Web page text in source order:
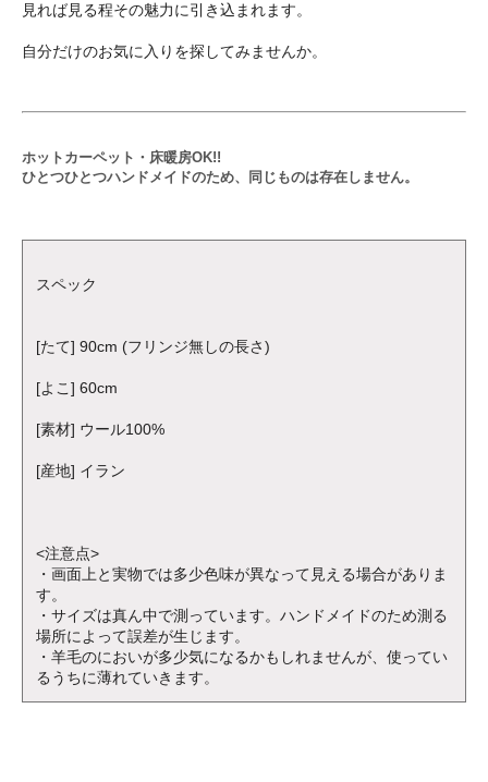
見れば見る程その魅力に引き込まれます。
自分だけのお気に入りを探してみませんか。
ホットカーペット・床暖房OK!!
ひとつひとつハンドメイドのため、同じものは存在しません。
スペック
[たて] 90cm (フリンジ無しの長さ)
[よこ] 60cm
[素材] ウール100%
[産地] イラン
<注意点>
・画面上と実物では多少色味が異なって見える場合がありま
す。
・サイズは真ん中で測っています。ハンドメイドのため測る
場所によって誤差が生じます。
・羊毛のにおいが多少気になるかもしれませんが、使ってい
るうちに薄れていきます。